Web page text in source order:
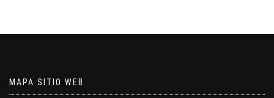
MAPA SITIO WEB